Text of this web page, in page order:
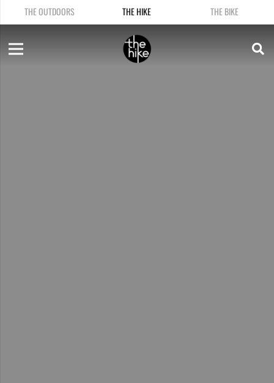
THE OUTDOORS THE HIKE THE BIKE